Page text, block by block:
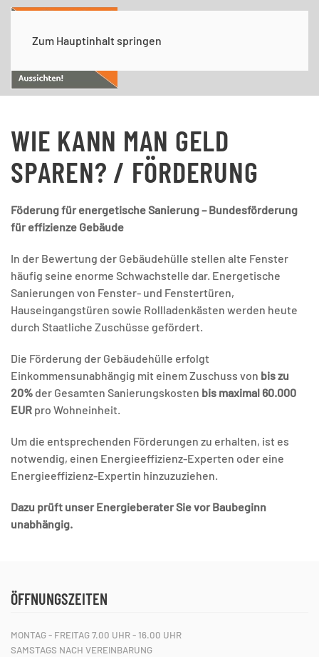
Zum Hauptinhalt springen
WIE KANN MAN GELD
SPAREN? / FÖRDERUNG
Föderung für energetische Sanierung – Bundesförderung
für effizienze Gebäude
In der Bewertung der Gebäudehülle stellen alte Fenster
häufig seine enorme Schwachstelle dar. Energetische
Sanierungen von Fenster- und Fenstertüren,
Hauseingangstüren sowie Rollladenkästen werden heute
durch Staatliche Zuschüsse gefördert.
Die Förderung der Gebäudehülle erfolgt
Einkommensunabhängig mit einem Zuschuss von bis zu
20% der Gesamten Sanierungskosten bis maximal 60.000
EUR pro Wohneinheit.
Um die entsprechenden Förderungen zu erhalten, ist es
notwendig, einen Energieeffizienz-Experten oder eine
Energieeffizienz-Expertin hinzuzuziehen.
Dazu prüft unser Energieberater Sie vor Baubeginn
unabhängig.
ÖFFNUNGSZEITEN
MONTAG - FREITAG 7.00 UHR - 16.00 UHR
SAMSTAGS NACH VEREINBARUNG